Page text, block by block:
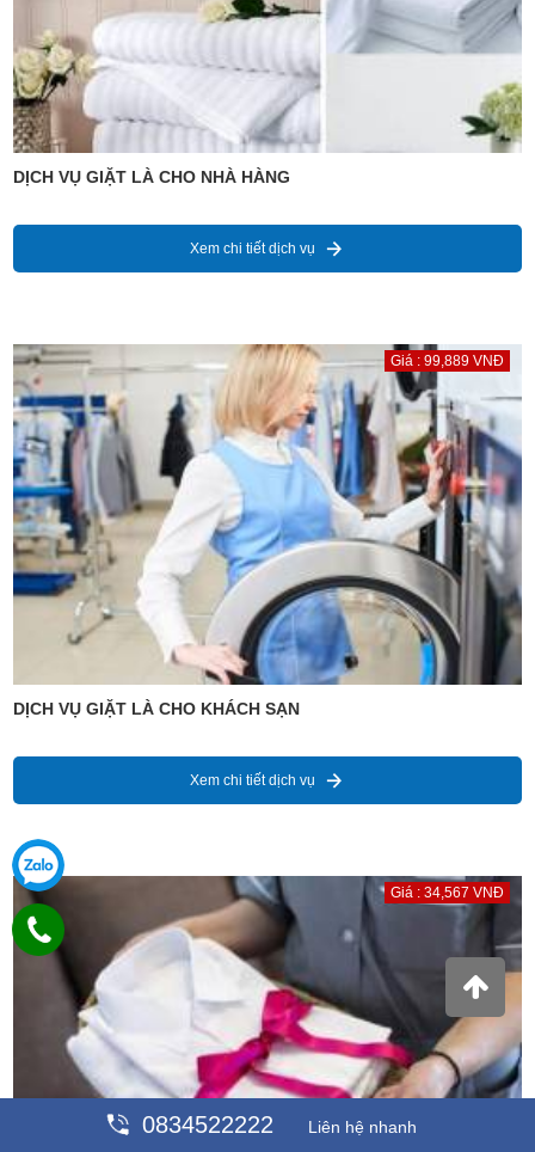
DỊCH VỤ GIẶT LÀ CHO NHÀ HÀNG
Xem chi tiết dịch vụ
Giá : 99,889 VNĐ
DỊCH VỤ GIẶT LÀ CHO KHÁCH SẠN
Xem chi tiết dịch vụ
Giá : 34,567 VNĐ
0834522222 Liên hệ nhanh